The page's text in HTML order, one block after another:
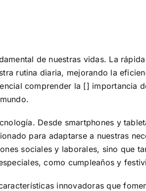
de nuestras vidas. La
rutina diaria, mejorando la
comprender la [] importancia
Desde smartphones y
para adaptarse a nuestras
sociales y laborales, sino que
como cumpleaños y
innovadoras que